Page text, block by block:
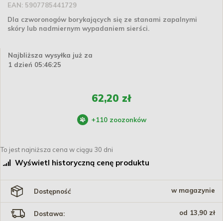
EAN: 5907785441729
Dla czworonogów borykających się ze stanami zapalnymi
skóry lub nadmiernym wypadaniem sierści.
Najbliższa wysyłka już za
1 dzień 05:46:25
62,20 zł
+110 zoozonków
To jest najniższa cena w ciągu 30 dni
Wyświetl historyczną cenę produktu
Dostępność w magazynie
Dostawa: od 13,90 zł